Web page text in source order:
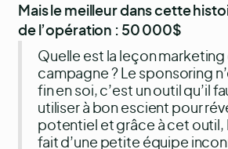
Mais le meilleur dans cette
de l’opération : 50 000$
Quelle est la leçon
campagne ? Le sponsoring
fin en soi, c’est un outil qu’il
utiliser à bon escient pour
potentiel et grâce à cet outil,
fait d’une petite équipe